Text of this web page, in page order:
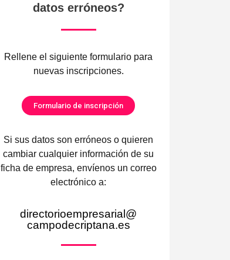
datos erróneos?
Rellene el siguiente formulario para
nuevas inscripciones.
Formulario de inscripción
Si sus datos son erróneos o quieren
cambiar cualquier información de su
ficha de empresa, envíenos un correo
electrónico a:
directorioempresarial@
campodecriptana.es